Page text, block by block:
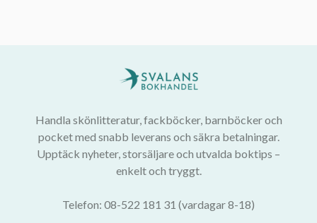
Handla skönlitteratur, fackböcker, barnböcker och
pocket med snabb leverans och säkra betalningar.
Upptäck nyheter, storsäljare och utvalda boktips –
enkelt och tryggt.
Telefon: 08-522 181 31 (vardagar 8-18)